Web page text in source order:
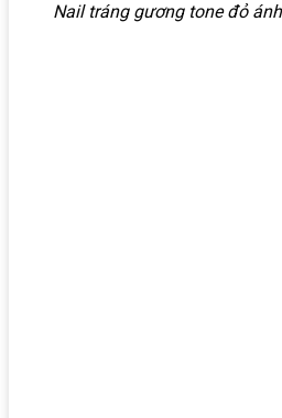
Nail tráng gương tone đỏ